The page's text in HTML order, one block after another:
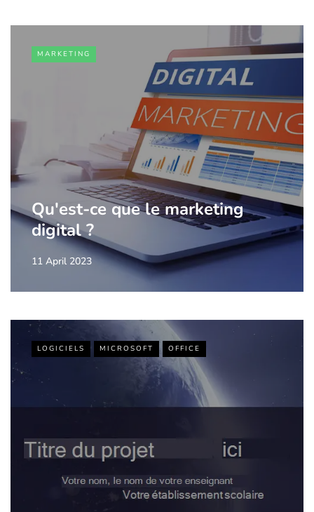
MARKETING
Qu'est-ce que le marketing
digital ?
11 April 2023
LOGICIELS MICROSOFT OFFICE